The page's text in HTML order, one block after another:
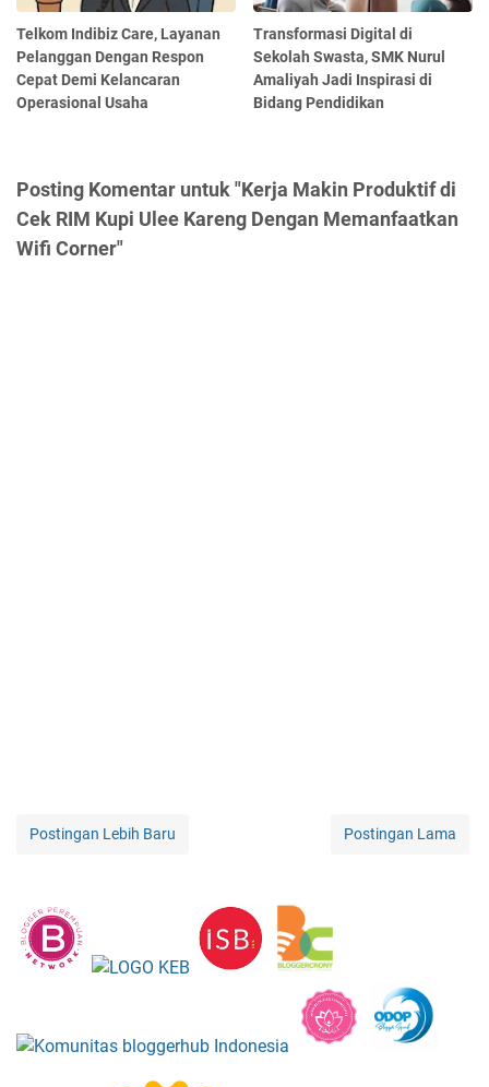
Telkom Indibiz Care, Layanan
Pelanggan Dengan Respon
Cepat Demi Kelancaran
Operasional Usaha
Transformasi Digital di
Sekolah Swasta, SMK Nurul
Amaliyah Jadi Inspirasi di
Bidang Pendidikan
Posting Komentar untuk "Kerja Makin Produktif di
Cek RIM Kupi Ulee Kareng Dengan Memanfaatkan
Wifi Corner"
Postingan Lebih Baru Postingan Lama